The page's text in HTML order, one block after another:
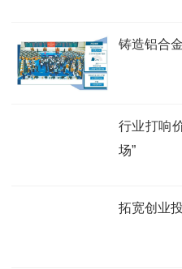
铸造铝合
行业打响
场”
拓宽创业